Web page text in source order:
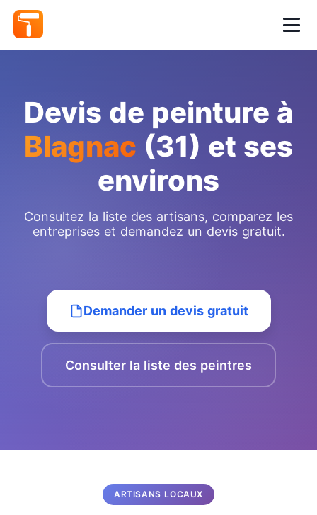
Devis de peinture à
Blagnac (31) et ses
environs
Consultez la liste des artisans, comparez les
entreprises et demandez un devis gratuit.
Demander un devis gratuit
Consulter la liste des peintres
ARTISANS LOCAUX